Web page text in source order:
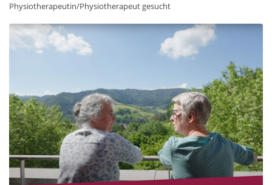
Physiotherapeutin/Physiotherapeut gesucht